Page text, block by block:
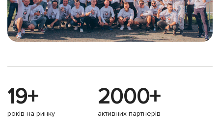
19+
років на ринку
2000+
активних партнерів